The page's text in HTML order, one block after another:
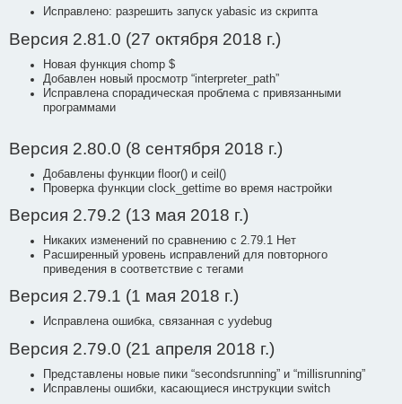
Исправлено: разрешить запуск yabasic из скрипта
Версия 2.81.0 (27 октября 2018 г.)
Новая функция chomp $
Добавлен новый просмотр “interpreter_path”
Исправлена спорадическая проблема с привязанными
программами
Версия 2.80.0 (8 сентября 2018 г.)
Добавлены функции floor() и ceil()
Проверка функции clock_gettime во время настройки
Версия 2.79.2 (13 мая 2018 г.)
Никаких изменений по сравнению с 2.79.1 Нет
Расширенный уровень исправлений для повторного
приведения в соответствие с тегами
Версия 2.79.1 (1 мая 2018 г.)
Исправлена ошибка, связанная с yydebug
Версия 2.79.0 (21 апреля 2018 г.)
Представлены новые пики “secondsrunning” и “millisrunning”
Исправлены ошибки, касающиеся инструкции switch